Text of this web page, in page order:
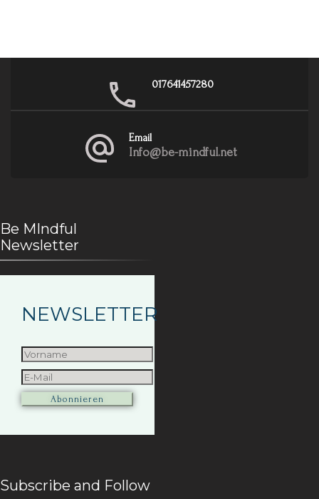
017641457280
Email
Info@be-mindful.net
Be MIndful
Newsletter
NEWSLETTER
Subscribe and Follow